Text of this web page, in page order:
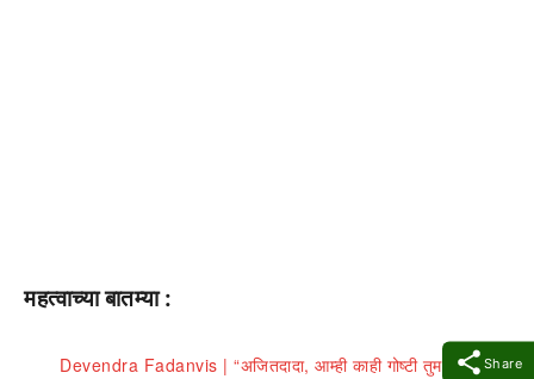
Share
महत्वाच्या बातम्या :
Devendra Fadanvis | “अजितदादा, आम्ही काही गोष्टी तुमच्याकडूनच